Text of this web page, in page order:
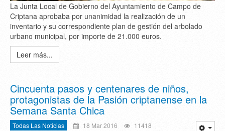
La Junta Local de Gobierno del Ayuntamiento de Campo de
Criptana aprobaba por unanimidad la realización de un
inventario y su correspondiente plan de gestión del arbolado
urbano municipal, por importe de 21.000 euros.
Leer más...
Cincuenta pasos y centenares de niños,
protagonistas de la Pasión criptanense en la
Semana Santa Chica
Todas Las Noticias 18 Mar 2016 11418